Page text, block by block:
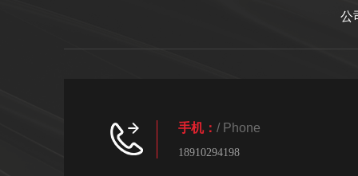
公
手机： / Phone
18910294198